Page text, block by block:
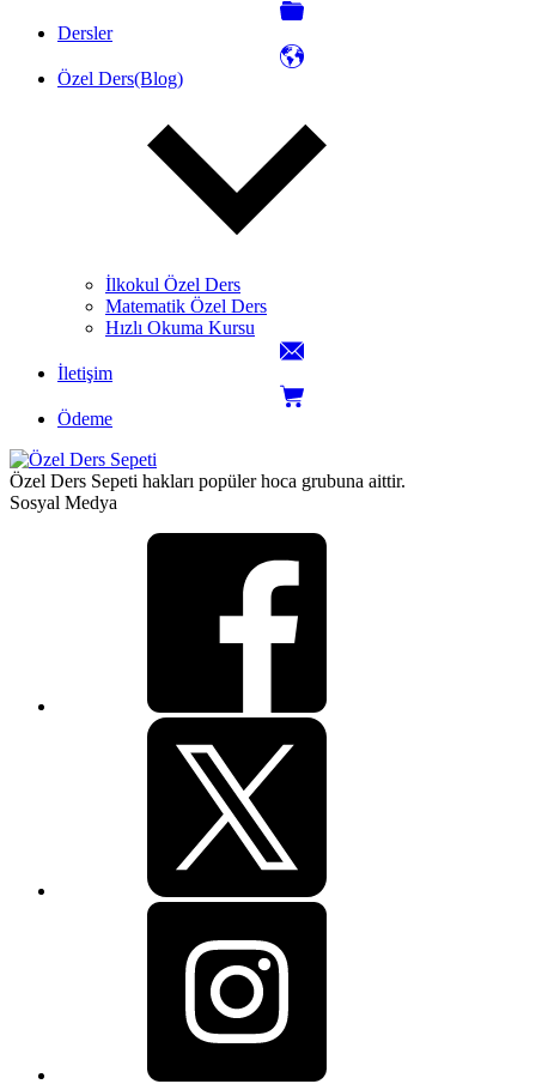
Dersler
Özel Ders(Blog)
İlkokul Özel Ders
Matematik Özel Ders
Hızlı Okuma Kursu
İletişim
Ödeme
Özel Ders Sepeti hakları popüler hoca grubuna aittir.
Sosyal Medya